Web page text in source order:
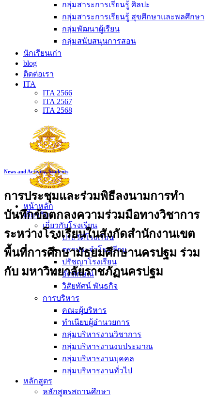
กลุ่มสาระการเรียนรู้ ศิลปะ
กลุ่มสาระการเรียนรู้ สุขศึกษาและพลศึกษา
กลุ่มพัฒนาผู้เรียน
กลุ่มสนับสนุนการสอน
นักเรียนเก่า
blog
ติดต่อเรา
ITA
ITA 2566
ITA 2567
ITA 2568
หน้าหลัก
เกี่ยวกับ
เกี่ยวกับโรงเรียน
ประวัติโรงเรียน
ตราประจำโรงเรียน
ปรัชญาโรงเรียน
อัตลักษณ์
วิสัยทัศน์ พันธกิจ
การบริหาร
คณะผู้บริหาร
ทำเนียบผู้อำนวยการ
กลุ่มบริหารงานวิชาการ
กลุ่มบริหารงานงบประมาณ
กลุ่มบริหารงานบุคคล
กลุ่มบริหารงานทั่วไป
หลักสูตร
หลักสูตรสถานศึกษา
News and Activity,Students
การประชุมและร่วมพิธีลงนามการทำ
บันทึกข้อตกลงความร่วมมือทางวิชาการ
ระหว่างโรงเรียนในสังกัดสำนักงานเขต
พื้นที่การศึกษามัธยมศึกษานครปฐม ร่วม
กับ มหาวิทยาลัยราชภัฏนครปฐม